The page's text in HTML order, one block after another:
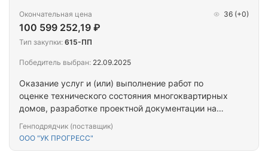
Оказание услуг и (или) выполнение работ по
оценке технического состояния многоквартирных
домов, разработке проектной документации на
имущества многоквартирных домов,
Генподрядчик (поставщик)
ООО "УК ПРОГРЕСС"
Окончательная цена
100 599 252,19 ₽
36 (+0)
Тип закупки: 615-ПП
Победитель выбран: 22.09.2025